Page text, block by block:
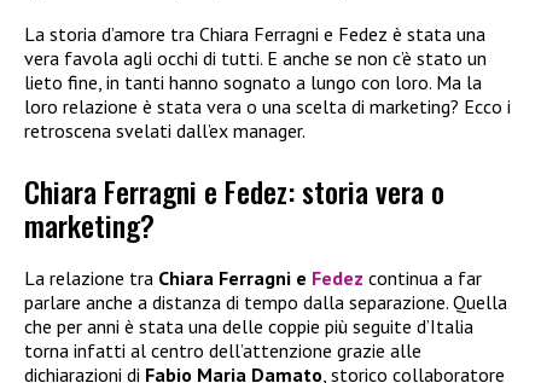
La storia d’amore tra Chiara Ferragni e Fedez è stata una
vera favola agli occhi di tutti. E anche se non c’è stato un
lieto fine, in tanti hanno sognato a lungo con loro. Ma la
loro relazione è stata vera o una scelta di marketing? Ecco i
retroscena svelati dall’ex manager.
Chiara Ferragni e Fedez: storia vera o
marketing?
La relazione tra Chiara Ferragni e Fedez continua a far
parlare anche a distanza di tempo dalla separazione. Quella
che per anni è stata una delle coppie più seguite d’Italia
torna infatti al centro dell’attenzione grazie alle
dichiarazioni di Fabio Maria Damato, storico collaboratore